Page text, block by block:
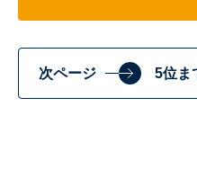
次ページ 5位ま